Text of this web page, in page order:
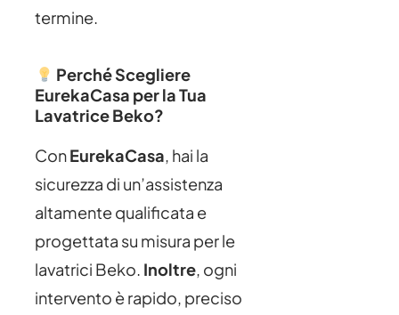
termine.
Perché Scegliere
EurekaCasa per la Tua
Lavatrice Beko?
ConEurekaCasa, hai la
sicurezza di un’assistenza
altamente qualificata e
progettata su misura per le
lavatrici Beko. Inoltre, ogni
intervento è rapido, preciso